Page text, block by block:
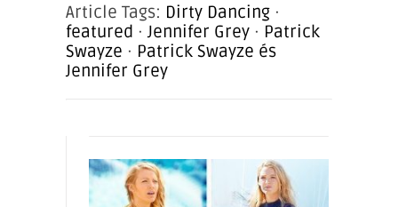
Article Tags: Dirty Dancing ·
featured · Jennifer Grey · Patrick
Swayze · Patrick Swayze és
Jennifer Grey